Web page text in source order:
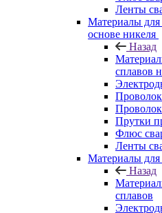
Ленты
Материалы для
основе никеля
Назад
сплавов
Прутки
Флюс
Ленты
Материалы для
Назад
сплавов